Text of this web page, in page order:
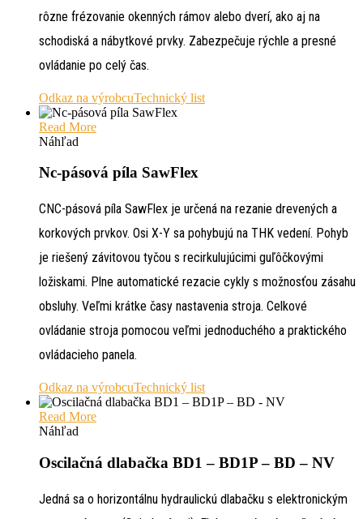
rôzne frézovanie okenných rámov alebo dverí, ako aj na
schodiská a nábytkové prvky. Zabezpečuje rýchle a presné
ovládanie po celý čas.
Odkaz na výrobcuTechnický list
Read More
Náhľad
Nc-pásová píla SawFlex
CNC-pásová píla SawFlex je určená na rezanie drevených a
korkových prvkov. Osi X-Y sa pohybujú na THK vedení. Pohyb
je riešený závitovou tyčou s recirkulujúcimi guľôčkovými
ložiskami. Plne automatické rezacie cykly s možnosťou zásahu
obsluhy. Veľmi krátke časy nastavenia stroja. Celkové
ovládanie stroja pomocou veľmi jednoduchého a praktického
ovládacieho panela.
Odkaz na výrobcuTechnický list
Read More
Náhľad
Oscilačná dlabačka BD1 – BD1P – BD – NV
Jedná sa o horizontálnu hydraulickú dlabačku s elektronickým